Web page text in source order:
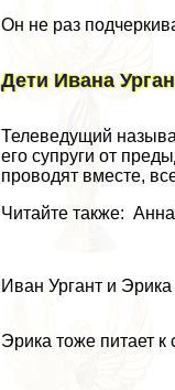
Он не раз
Дети Ивана
Телеведущий
его супруги от
проводят вместе,
Читайте также:
Иван Ургант и Эрика
Эрика тоже питает